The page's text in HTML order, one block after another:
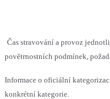
Čas stravování a provoz
povětrnostních podmínek,
Informace o oficiální
konkrétní kategorie.